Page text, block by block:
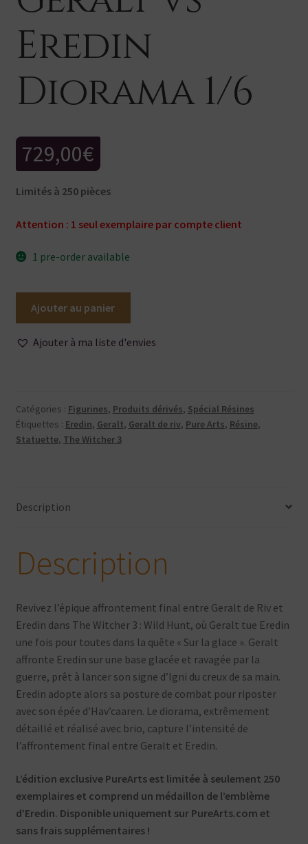
Eredin
Diorama 1/6
729,00€
Limités à 250 pièces
Attention : 1 seul exemplaire par compte client
1 pre-order available
Arts
Witcher
3
Wild
vs
1/6
Ajouter au panier
Ajouter à ma liste d'envies
Catégories : Figurines, Produits dérivés, Spécial Résines
Étiquettes : Eredin, Geralt, Geralt de riv, Pure Arts, Résine,
Statuette, The Witcher 3
Description
Description
Revivez l’épique affrontement final entre Geralt de Riv et
Eredin dans The Witcher 3 : Wild Hunt, où Geralt tue Eredin
une fois pour toutes dans la quête « Sur la glace ». Geralt
affronte Eredin sur une base glacée et ravagée par la
guerre, prêt à lancer son signe d’Igni du creux de sa main.
Eredin adopte alors sa posture de combat pour riposter
avec son épée d’Hav’caaren. Le diorama, extrêmement
détaillé et réalisé avec brio, capture l’intensité de
l’affrontement final entre Geralt et Eredin.
L’édition exclusive PureArts est limitée à seulement 250
exemplaires et comprend un médaillon de l’emblème
d’Eredin. Disponible uniquement sur PureArts.com et
sans frais supplémentaires !